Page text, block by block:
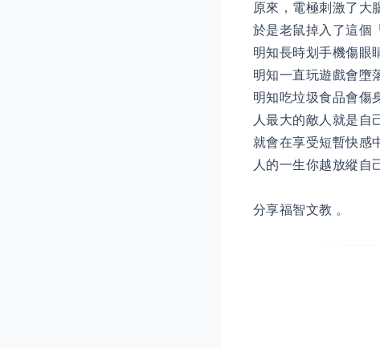
原來，電極刺激了大
於是老鼠掉入了這個
明知長時划手機傷眼
明知一直玩遊戲會墮
明知吃垃圾食品會傷
人最大的敵人就是自
就會在享受短暫快感
人的一生你越放縱自
分享福智文教 。